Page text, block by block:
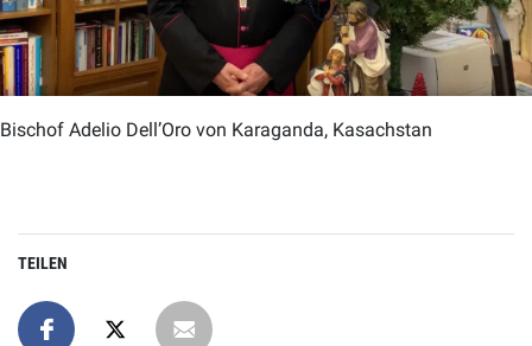
Bischof Adelio Dell’Oro von Karaganda, Kasachstan
TEILEN